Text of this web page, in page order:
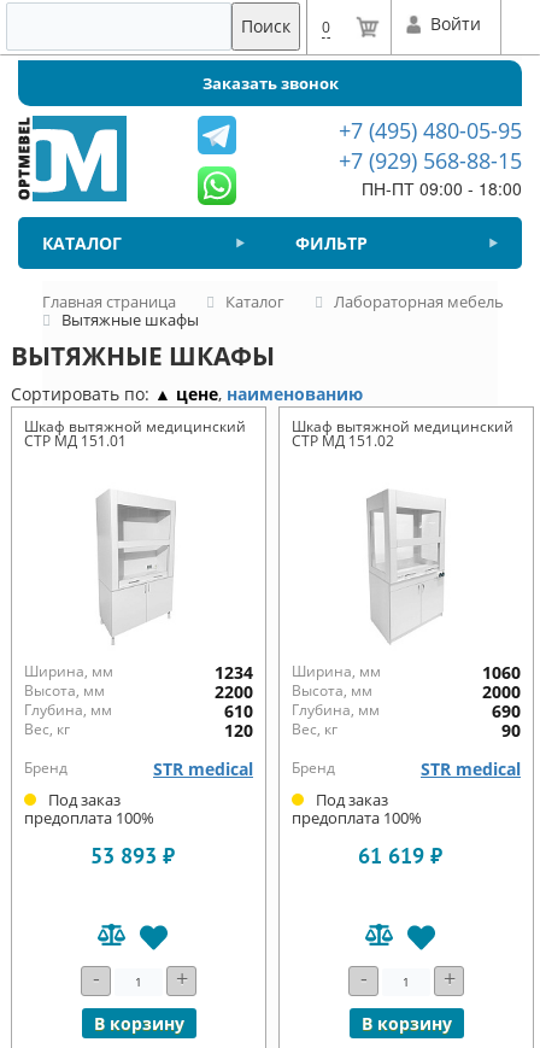
Поиск 0 Войти
Заказать звонок
+7 (495) 480-05-95
+7 (929) 568-88-15
ПН-ПТ 09:00 - 18:00
КАТАЛОГ ФИЛЬТР
Главная страница Каталог
Лабораторная мебель
Вытяжные шкафы
ВЫТЯЖНЫЕ ШКАФЫ
Сортировать по: ▲ цене, наименованию
Шкаф вытяжной медицинский
СТР МД 151.01
Ширина, мм 1234
Высота, мм 2200
Глубина, мм 610
Вес, кг 120
Бренд STR medical
Под заказ
предоплата 100%
53 893 ₽
- +
В корзину
Шкаф вытяжной медицинский
СТР МД 151.02
Ширина, мм 1060
Высота, мм 2000
Глубина, мм 690
Вес, кг 90
Бренд STR medical
Под заказ
предоплата 100%
61 619 ₽
- +
В корзину